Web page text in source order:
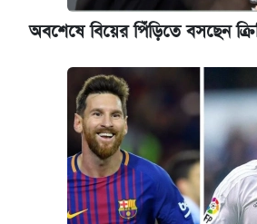
অবশেষে বিয়ের পিঁড়িতে বসছেন